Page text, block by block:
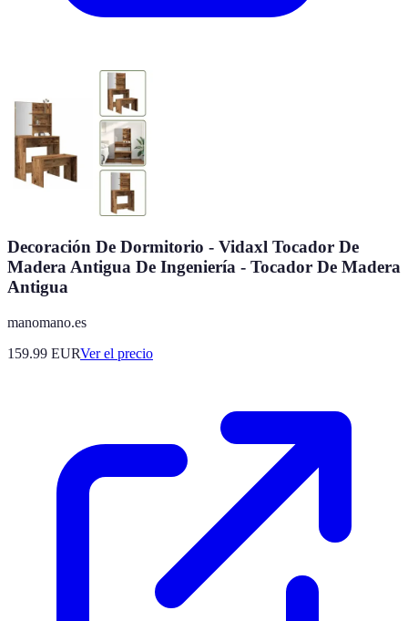
Decoración De Dormitorio - Vidaxl Tocador De
Madera Antigua De Ingeniería - Tocador De Madera
Antigua
manomano.es
159.99 EURVer el precio